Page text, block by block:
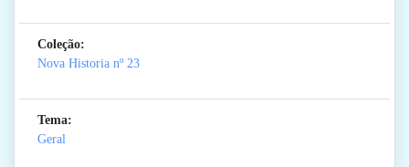
Coleção:
Nova Historia nº 23
Tema:
Geral